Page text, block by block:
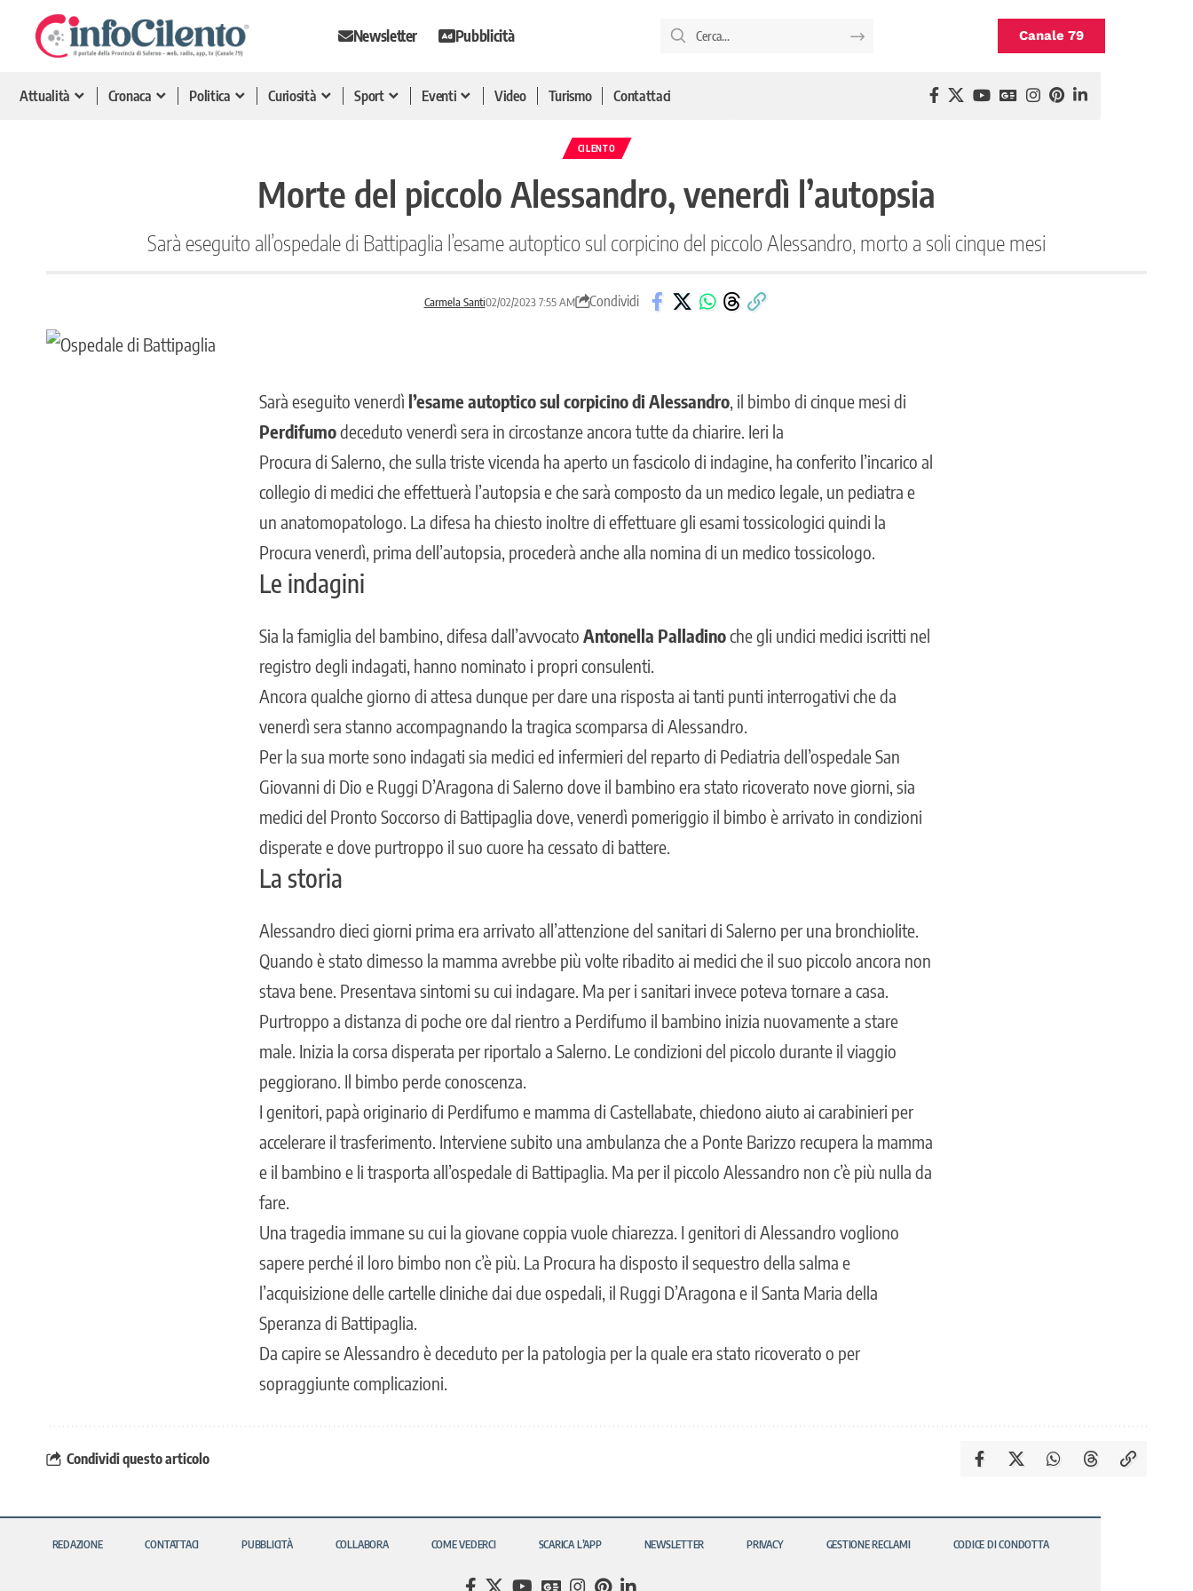
Newsletter Pubblicità Canale 79
Attualità Cronaca Politica Curiosità Sport Eventi Video Turismo Contattaci
CILENTO
Morte del piccolo Alessandro, venerdì l’autopsia
Sarà eseguito all’ospedale di Battipaglia l’esame autoptico sul corpicino del piccolo Alessandro, morto a soli cinque mesi
Carmela Santi02/02/2023 7:55 AM Condividi
Sarà eseguito venerdì l’esame autoptico sul corpicino di Alessandro , il bimbo di cinque mesi di
Perdifumodeceduto venerdì sera in circostanze ancora tutte da chiarire. Ieri la
Procura di Salerno, che sulla triste vicenda ha aperto un fascicolo di indagine, ha conferito l’incarico al
collegio di medici che effettuerà l’autopsia e che sarà composto da un medico legale, un pediatra e
un anatomopatologo. La difesa ha chiesto inoltre di effettuare gli esami tossicologici quindi la
Procura venerdì, prima dell’autopsia, procederà anche alla nomina di un medico tossicologo.
Le indagini
Sia la famiglia del bambino, difesa dall’avvocato Antonella Palladinoche gli undici medici iscritti nel
registro degli indagati, hanno nominato i propri consulenti.
Ancora qualche giorno di attesa dunque per dare una risposta ai tanti punti interrogativi che da
venerdì sera stanno accompagnando la tragica scomparsa di Alessandro.
Per la sua morte sono indagati sia medici ed infermieri del reparto di Pediatria dell’ospedale San
Giovanni di Dio e Ruggi D’Aragona di Salerno dove il bambino era stato ricoverato nove giorni, sia
medici del Pronto Soccorso di Battipaglia dove, venerdì pomeriggio il bimbo è arrivato in condizioni
disperate e dove purtroppo il suo cuore ha cessato di battere.
La storia
Alessandro dieci giorni prima era arrivato all’attenzione del sanitari di Salerno per una bronchiolite.
Quando è stato dimesso la mamma avrebbe più volte ribadito ai medici che il suo piccolo ancora non
stava bene. Presentava sintomi su cui indagare. Ma per i sanitari invece poteva tornare a casa.
Purtroppo a distanza di poche ore dal rientro a Perdifumo il bambino inizia nuovamente a stare
male. Inizia la corsa disperata per riportalo a Salerno. Le condizioni del piccolo durante il viaggio
peggiorano. Il bimbo perde conoscenza.
I genitori, papà originario di Perdifumo e mamma di Castellabate, chiedono aiuto ai carabinieri per
accelerare il trasferimento. Interviene subito una ambulanza che a Ponte Barizzo recupera la mamma
e il bambino e li trasporta all’ospedale di Battipaglia. Ma per il piccolo Alessandro non c’è più nulla da
fare.
Una tragedia immane su cui la giovane coppia vuole chiarezza. I genitori di Alessandro vogliono
sapere perché il loro bimbo non c’è più. La Procura ha disposto il sequestro della salma e
l’acquisizione delle cartelle cliniche dai due ospedali, il Ruggi D’Aragona e il Santa Maria della
Speranza di Battipaglia.
Da capire se Alessandro è deceduto per la patologia per la quale era stato ricoverato o per
sopraggiunte complicazioni.
Condividi questo articolo
REDAZIONE CONTATTACI PUBBLICITÀ COLLABORA COME VEDERCI SCARICA L’APP NEWSLETTER PRIVACY GESTIONE RECLAMI CODICE DI CONDOTTA